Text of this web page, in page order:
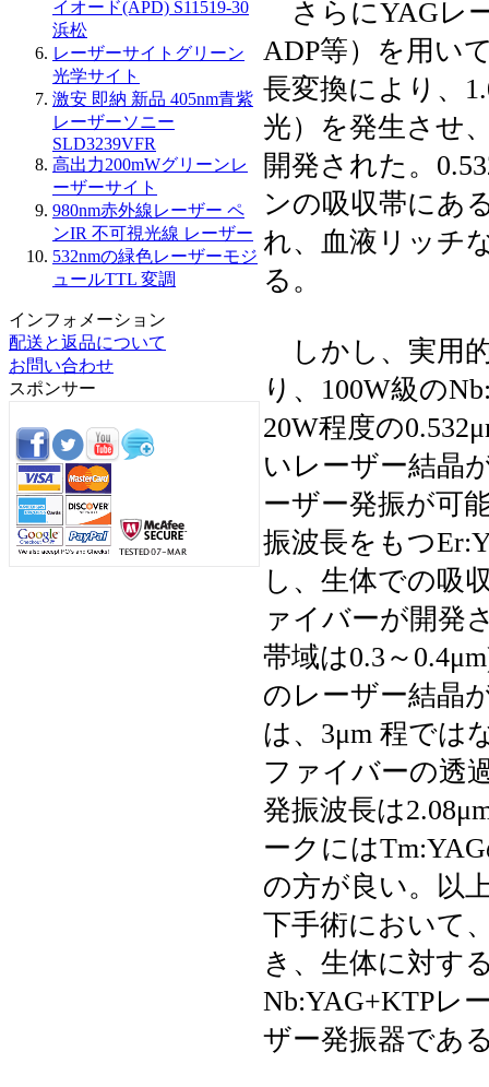
イオード(APD) S11519-30
浜松
レーザーサイトグリーン
光学サイト
激安 即納 新品 405nm青紫
レーザーソニー
SLD3239VFR
高出力200mWグリーンレ
ーザーサイト
980nm赤外線レーザー ペ
ンIR 不可視光線 レーザー
532nmの緑色レーザーモジ
ュールTTL 変調
インフォメーション
配送と返品について
お問い合わせ
スポンサー
さらにYAGレ
ADP等）を用い
長変換により、
光）を発生させ
開発された。
ンの吸収帯にあ
れ、血液リッチ
る。
しかし、実用
り、100W級の
20W程度の
いレーザー結晶
ーザー発振が可
振波長をもつ
し、生体での吸
ァイバーが開発
帯域は0.3～
のレーザー結晶
は、3μm 程では
ファイバーの透
発振波長は
ークには
の方が良い。以
下手術において
き、生体に対す
Nb:YAG+KTPレ
ザー発振器であ